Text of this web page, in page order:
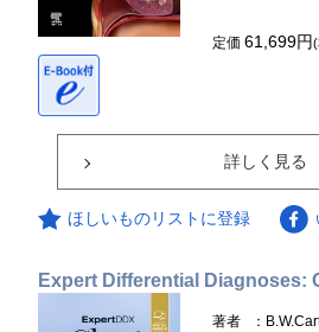
定価61,699円
詳しく見る
ほしいものリストに登録
Expert Differential Diagnoses:
著者
：